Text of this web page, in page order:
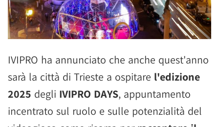
IVIPRO ha annunciato che anche quest'anno
sarà la città di Trieste a ospitare l'edizione
2025 degli IVIPRO DAYS, appuntamento
incentrato sul ruolo e sulle potenzialità del